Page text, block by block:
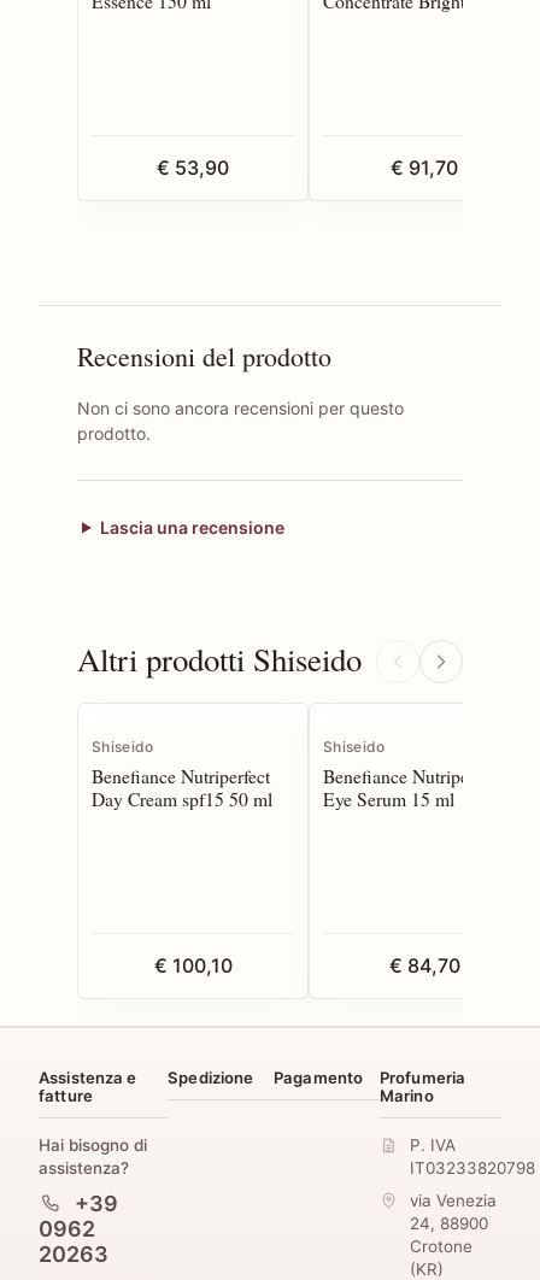
€ 53,90 € 91,70
Recensioni del prodotto
Non ci sono ancora recensioni per questo
prodotto.
Lascia una recensione
Altri prodotti Shiseido
Shiseido
Benefiance Nutriperfect
Day Cream spf15 50 ml
€ 100,10
Shiseido
Benefiance Nutriperfect
Eye Serum 15 ml
€ 84,70
Assistenza e
fatture
Hai bisogno di
assistenza?
+39
0962
20263
Spedizione Pagamento
Profumeria
Marino
P. IVA
IT03233820798
via Venezia
24, 88900
Crotone
(KR)